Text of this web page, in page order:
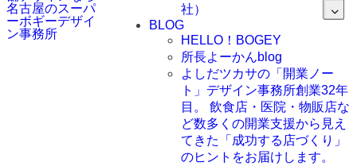
社）
BLOG
HELLO！BOGEY
所長よーかんblog
よしだツカサの「開業ノー
ト」 デザイン事務所創業32年
目。 飲食店・医院・物販店な
ど数多くの開業支援から見え
てきた「成功する店づくり」
のヒントをお届けします。